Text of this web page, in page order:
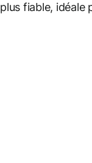
plus fiable, idéale